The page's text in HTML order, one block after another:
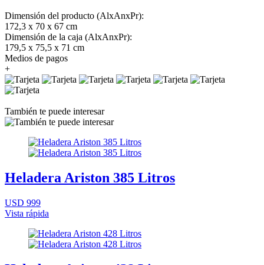
Dimensión del producto (AlxAnxPr):
172,3 x 70 x 67 cm
Dimensión de la caja (AlxAnxPr):
179,5 x 75,5 x 71 cm
Medios de pagos
+
También te puede interesar
Heladera Ariston 385 Litros
USD 999
Vista rápida